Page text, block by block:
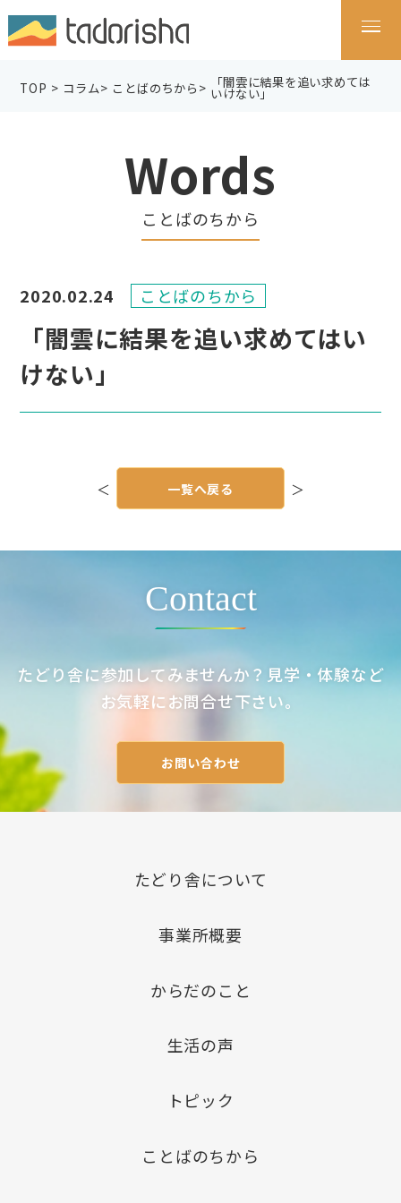
TOP > コラム> ことばのちから > 「闇雲に結果を追い求めては
いけない」
Words
ことばのちから
「闇雲に結果を追い求めてはい
けない」
2020.02.24 ことばのちから
シ
＜ ＞
一覧へ戻る
Contact
たどり舎に参加してみませんか？見学・体験など
お気軽にお問合せ下さい。
お問い合わせ
たどり舎について
事業所概要
からだのこと
生活の声
トピック
ことばのちから